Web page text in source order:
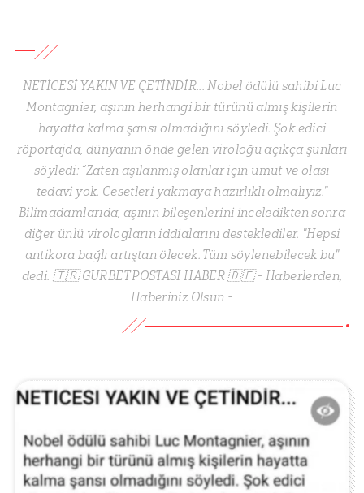
NETİCESİ YAKIN VE ÇETİNDİR... Nobel ödülü sahibi Luc
Montagnier, aşının herhangi bir türünü almış kişilerin
hayatta kalma şansı olmadığını söyledi. Şok edici
röportajda, dünyanın önde gelen viroloğu açıkça şunları
söyledi: “Zaten aşılanmış olanlar için umut ve olası
tedavi yok. Cesetleri yakmaya hazırlıklı olmalıyız."
Bilimadamlarıda, aşının bileşenlerini inceledikten sonra
diğer ünlü virologların iddialarını desteklediler. "Hepsi
antikora bağlı artıştan ölecek. Tüm söylenebilecek bu"
dedi. 🇹🇷 GURBET POSTASI HABER 🇩🇪 - Haberlerden,
Haberiniz Olsun -